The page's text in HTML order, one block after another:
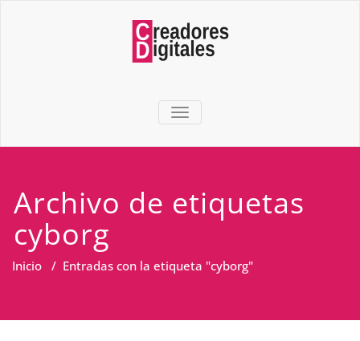
TOGGLE NAVIGATION
Archivo de etiquetas
cyborg
Inicio / Entradas con la etiqueta "cyborg"